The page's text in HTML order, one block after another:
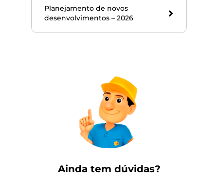
Planejamento de novos
desenvolvimentos – 2026
Ainda tem dúvidas?